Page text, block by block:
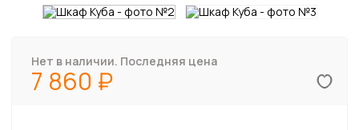
Нет в наличии. Последняя цена
7 860